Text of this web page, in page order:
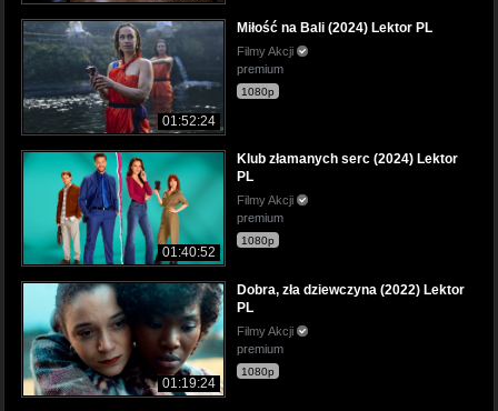
01:52:24
Miłość na Bali (2024) Lektor PL
Filmy Akcji
premium
1080p
01:40:52
Klub złamanych serc (2024) Lektor
PL
Filmy Akcji
premium
1080p
01:19:24
Dobra, zła dziewczyna (2022) Lektor
PL
Filmy Akcji
premium
1080p